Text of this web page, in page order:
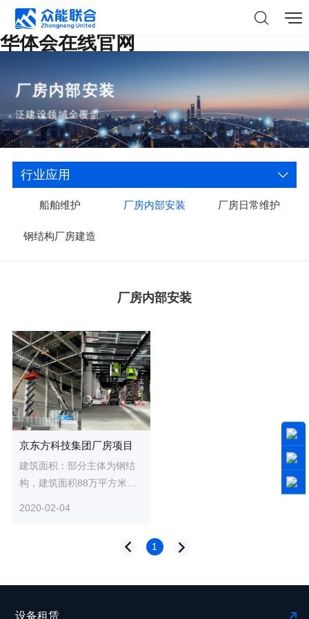
华体会在线官网
厂房内部安装
泛建设领域全覆盖
行业应用
船舶维护 厂房内部安装 厂房日常维护
钢结构厂房建造
厂房内部安装
京东方科技集团厂房项目
建筑面积：部分主体为钢结
构，建筑面积88万平方米层
2020-02-04
1
设备租赁